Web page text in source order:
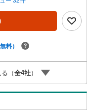
できるのです。インター
1）［室内・現地を見学す
内をご希望の方は「ご要
買仲介実績において、全
からも楽しく素敵なお家
始めてみようと思われた
田に相談してみません
せをお待ちしておりま
料）
（全4社）